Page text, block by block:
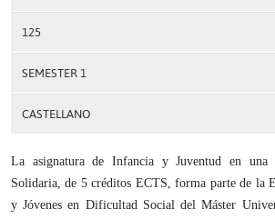
125
SEMESTER 1
CASTELLANO
La asignatura de Infancia y Juventud en una
Solidaria, de 5 créditos ECTS, forma parte de la
y Jóvenes en Dificultad Social del Máster